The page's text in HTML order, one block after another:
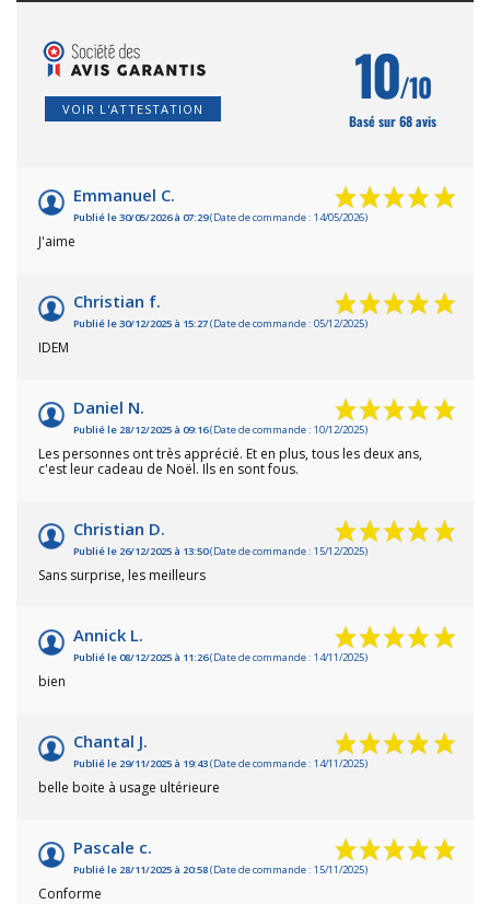
VOIR L'ATTESTATION 10/10
Basé sur 68 avis
Emmanuel C.
Publié le 30/05/2026 à 07:29(Date de commande : 14/05/2026)
J'aime
Christian f.
Publié le 30/12/2025 à 15:27(Date de commande : 05/12/2025)
IDEM
Daniel N.
Publié le 28/12/2025 à 09:16(Date de commande : 10/12/2025)
Les personnes ont très apprécié. Et en plus, tous les deux ans,
c'est leur cadeau de Noël. Ils en sont fous.
Christian D.
Publié le 26/12/2025 à 13:50(Date de commande : 15/12/2025)
Sans surprise, les meilleurs
Annick L.
Publié le 08/12/2025 à 11:26(Date de commande : 14/11/2025)
bien
Chantal J.
Publié le 29/11/2025 à 19:43(Date de commande : 14/11/2025)
belle boite à usage ultérieure
Pascale c.
Publié le 28/11/2025 à 20:58(Date de commande : 15/11/2025)
Conforme